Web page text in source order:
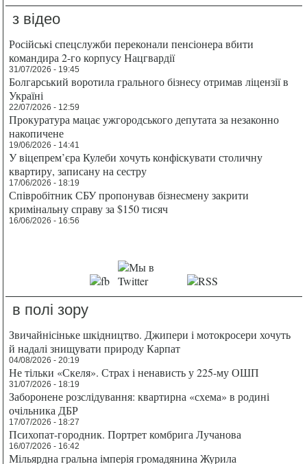
з відео
Російські спецслужби переконали пенсіонера вбити
командира 2-го корпусу Нацгвардії
31/07/2026 - 19:45
Болгарський воротила грального бізнесу отримав ліцензії в
Україні
22/07/2026 - 12:59
Прокуратура мацає ужгородського депутата за незаконно
накопичене
19/06/2026 - 14:41
У віцепрем’єра Кулеби хочуть конфіскувати столичну
квартиру, записану на сестру
17/06/2026 - 18:19
Співробітник СБУ пропонував бізнесмену закрити
кримінальну справу за $150 тисяч
16/06/2026 - 16:56
в полі зору
Звичайнісіньке шкідництво. Джипери і мотокросери хочуть
й надалі знищувати природу Карпат
04/08/2026 - 20:19
Не тільки «Скеля». Страх і ненависть у 225-му ОШП
31/07/2026 - 18:19
Заборонене розслідування: квартирна «схема» в родині
очільника ДБР
17/07/2026 - 18:27
Психопат-городник. Портрет комбрига Лучанова
16/07/2026 - 16:42
Мільярдна гральна імперія громадянина Журила